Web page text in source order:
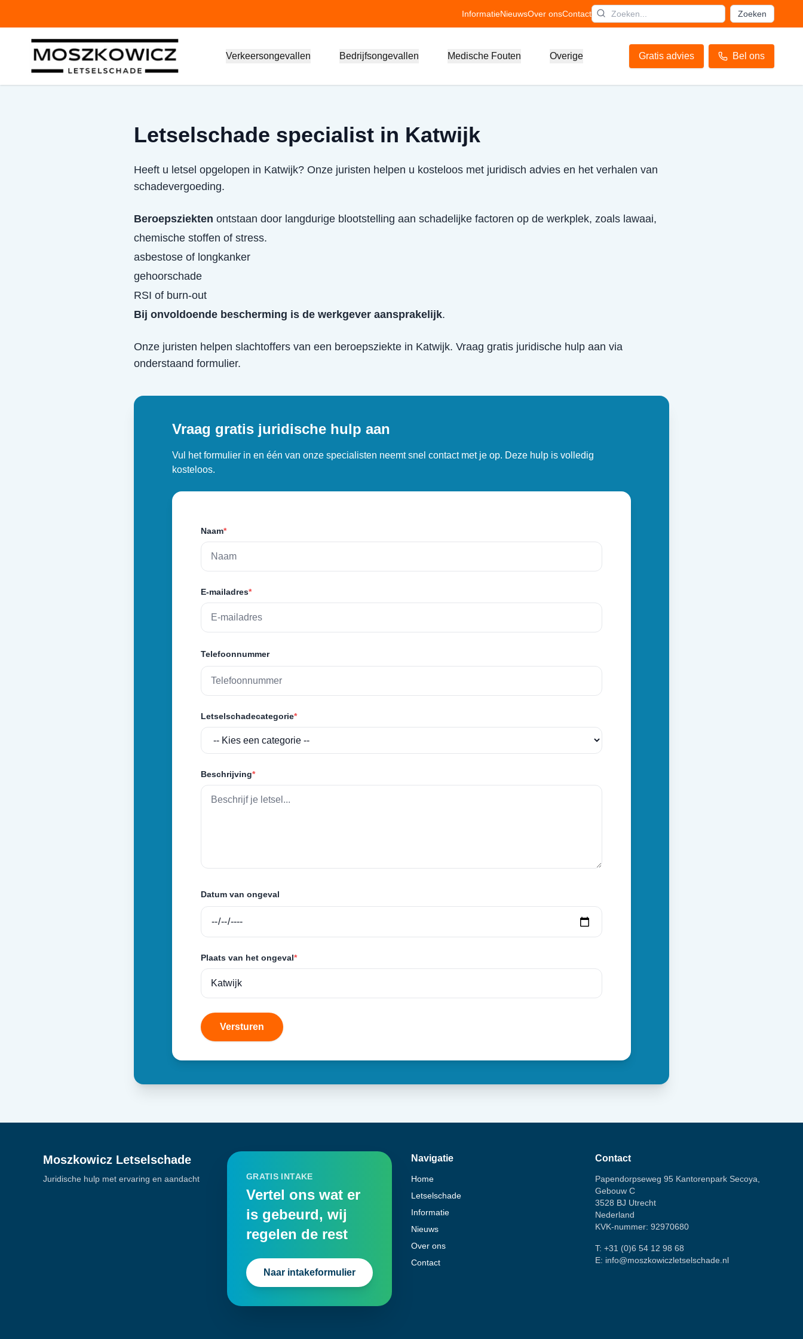
InformatieNieuwsOver onsContact Zoeken
Verkeersongevallen Bedrijfsongevallen Medische Fouten Overige Gratis advies Bel ons
Letselschade specialist in Katwijk
Heeft u letsel opgelopen in Katwijk? Onze juristen helpen u kosteloos met juridisch advies en het verhalen van
schadevergoeding.
Beroepsziekten ontstaan door langdurige blootstelling aan schadelijke factoren op de werkplek, zoals lawaai,
chemische stoffen of stress.
asbestose of longkanker
gehoorschade
RSI of burn-out
Bij onvoldoende bescherming is de werkgever aansprakelijk.
Onze juristen helpen slachtoffers van een beroepsziekte in Katwijk. Vraag gratis juridische hulp aan via
onderstaand formulier.
Vraag gratis juridische hulp aan
Vul het formulier in en één van onze specialisten neemt snel contact met je op. Deze hulp is volledig
kosteloos.
Naam*
E-mailadres*
Telefoonnummer
Letselschadecategorie*
Beschrijving*
Datum van ongeval
Plaats van het ongeval*
Versturen
Moszkowicz Letselschade
Juridische hulp met ervaring en aandacht GRATIS INTAKE
Vertel ons wat er
is gebeurd, wij
regelen de rest
Naar intakeformulier
Navigatie
Home
Letselschade
Informatie
Nieuws
Over ons
Contact
Contact
Papendorpseweg 95 Kantorenpark Secoya,
Gebouw C
3528 BJ Utrecht
Nederland
KVK-nummer: 92970680
T: +31 (0)6 54 12 98 68
E: info@moszkowiczletselschade.nl